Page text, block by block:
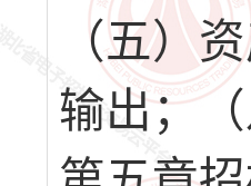
（五）
输出；